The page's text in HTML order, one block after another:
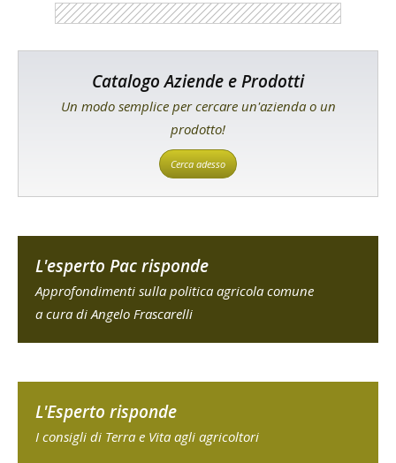
Catalogo Aziende e Prodotti
Un modo semplice per cercare un'azienda o un
prodotto!
Cerca adesso
L'esperto Pac risponde
Approfondimenti sulla politica agricola comune
a cura di Angelo Frascarelli
L'Esperto risponde
I consigli di Terra e Vita agli agricoltori